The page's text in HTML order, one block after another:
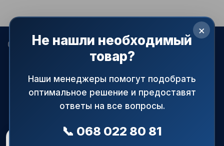
068 022-80-81 099 387-28-27
063 077-69-11
093 971-98-73
Контакты
Полная версия сайта
АРМАПРАЙМ — официальный поставщик
При использовании материалов сайта ссылка на источник
×
Не нашли необходимый
товар?
Наши менеджеры помогут подобрать
оптимальное решение и предоставят
ответы на все вопросы.
📞 068 022 80 81